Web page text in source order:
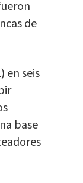
de
en seis
base